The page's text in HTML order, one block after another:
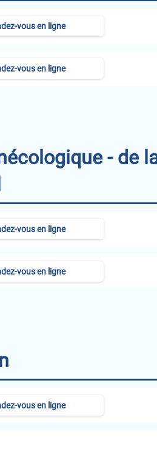
vous en ligne
vous en ligne
- de
vous en ligne
vous en ligne
vous en ligne